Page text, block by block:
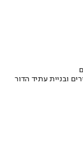
ובניית עתיד הדור